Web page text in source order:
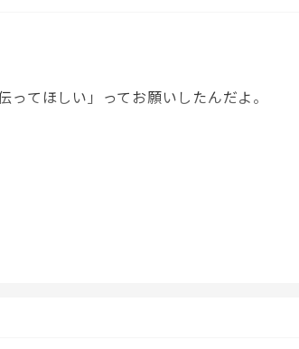
てほしい」ってお願いしたんだよ。
を掃掃いてた・・・。それも1人で黙々と。